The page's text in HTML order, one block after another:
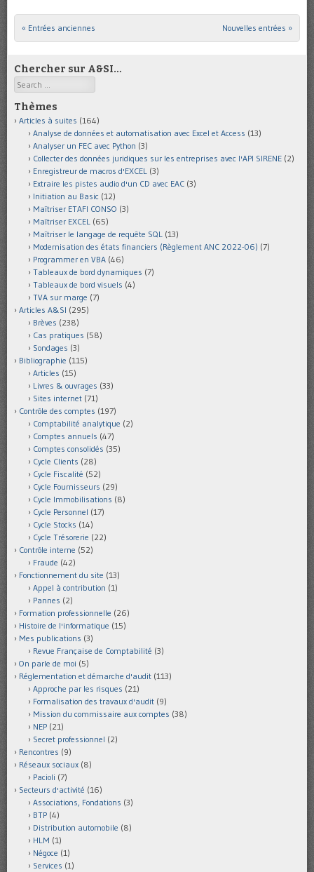
Post navigation
« Entrées anciennes Nouvelles entrées »
Chercher sur A&SI…
Search
Thèmes
Articles à suites (164)
Analyse de données et automatisation avec Excel et Access (13)
Analyser un FEC avec Python (3)
Collecter des données juridiques sur les entreprises avec l'API SIRENE (2)
Enregistreur de macros d'EXCEL (3)
Extraire les pistes audio d'un CD avec EAC (3)
Initiation au Basic (12)
Maîtriser ETAFI CONSO (3)
Maîtriser EXCEL (65)
Maîtriser le langage de requête SQL (13)
Modernisation des états financiers (Règlement ANC 2022-06) (7)
Programmer en VBA (46)
Tableaux de bord dynamiques (7)
Tableaux de bord visuels (4)
TVA sur marge (7)
Articles A&SI (295)
Brèves (238)
Cas pratiques (58)
Sondages (3)
Bibliographie (115)
Articles (15)
Livres & ouvrages (33)
Sites internet (71)
Contrôle des comptes (197)
Comptabilité analytique (2)
Comptes annuels (47)
Comptes consolidés (35)
Cycle Clients (28)
Cycle Fiscalité (52)
Cycle Fournisseurs (29)
Cycle Immobilisations (8)
Cycle Personnel (17)
Cycle Stocks (14)
Cycle Trésorerie (22)
Contrôle interne (52)
Fraude (42)
Fonctionnement du site (13)
Appel à contribution (1)
Pannes (2)
Formation professionnelle (26)
Histoire de l'informatique (15)
Mes publications (3)
Revue Française de Comptabilité (3)
On parle de moi (5)
Réglementation et démarche d'audit (113)
Approche par les risques (21)
Formalisation des travaux d'audit (9)
Mission du commissaire aux comptes (38)
NEP (21)
Secret professionnel (2)
Rencontres (9)
Réseaux sociaux (8)
Pacioli (7)
Secteurs d'activité (16)
Associations, Fondations (3)
BTP (4)
Distribution automobile (8)
HLM (1)
Négoce (1)
Services (1)